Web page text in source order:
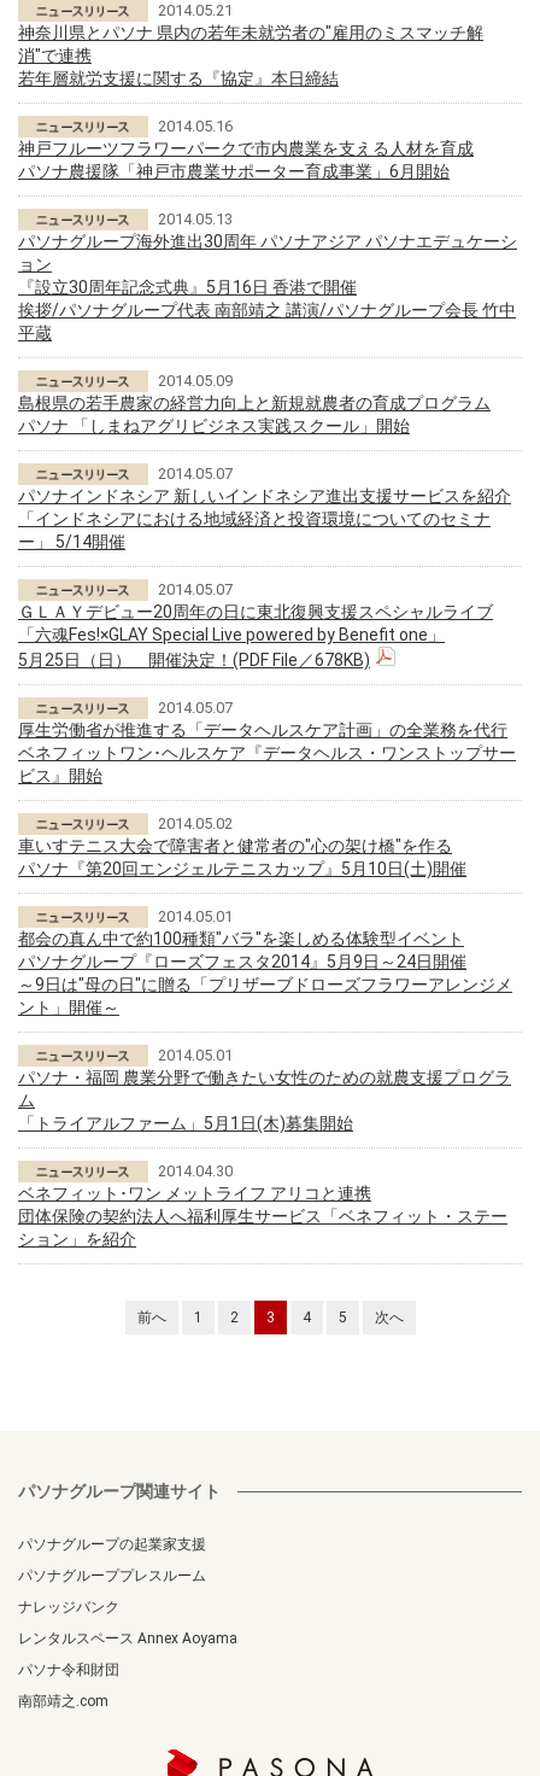
2014.05.21
神奈川県とパソナ 県内の若年未就労者の"雇用のミスマッチ解
消"で連携
若年層就労支援に関する『協定』本日締結
2014.05.16
神戸フルーツフラワーパークで市内農業を支える人材を育成
パソナ農援隊「神戸市農業サポーター育成事業」6月開始
2014.05.13
パソナグループ海外進出30周年 パソナアジア パソナエデュケーシ
ョン
『設立30周年記念式典』5月16日 香港で開催
挨拶/パソナグループ代表 南部靖之 講演/パソナグループ会長 竹中
平蔵
2014.05.09
島根県の若手農家の経営力向上と新規就農者の育成プログラム
パソナ 「しまねアグリビジネス実践スクール」開始
2014.05.07
パソナインドネシア 新しいインドネシア進出支援サービスを紹介
「インドネシアにおける地域経済と投資環境についてのセミナ
ー」 5/14開催
2014.05.07
ＧＬＡＹデビュー20周年の日に東北復興支援スペシャルライブ
「六魂Fes!×GLAY Special Live powered by Benefit one」
5月25日（日） 開催決定！(PDF File／678KB)
2014.05.07
厚生労働省が推進する「データヘルスケア計画」の全業務を代行
ベネフィットワン･ヘルスケア『データヘルス・ワンストップサー
ビス』開始
2014.05.02
車いすテニス大会で障害者と健常者の"心の架け橋"を作る
パソナ『第20回エンジェルテニスカップ』5月10日(土)開催
2014.05.01
都会の真ん中で約100種類"バラ"を楽しめる体験型イベント
パソナグループ『ローズフェスタ2014』5月9日～24日開催
～9日は"母の日"に贈る「プリザーブドローズフラワーアレンジメ
ント」開催～
2014.05.01
パソナ・福岡 農業分野で働きたい女性のための就農支援プログラ
ム
「トライアルファーム」5月1日(木)募集開始
2014.04.30
ベネフィット･ワン メットライフ アリコと連携
団体保険の契約法人へ福利厚生サービス「ベネフィット・ステー
ション」を紹介
前へ 1 2 3 4 5 次へ
パソナグループ関連サイト
パソナグループの起業家支援
パソナグループプレスルーム
ナレッジバンク
レンタルスペース Annex Aoyama
パソナ令和財団
南部靖之.com